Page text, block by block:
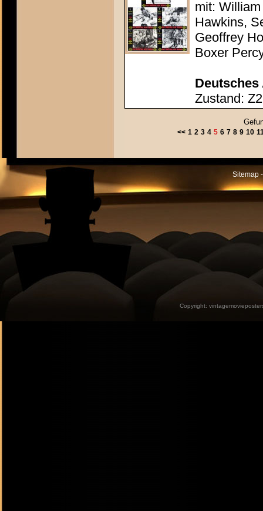
mit:
Hawkins,
Geoffrey
Boxer
Zustand: Z2
<< 1 2 3 4 5 6 7 8 9 10
Sitemap
Copyright: